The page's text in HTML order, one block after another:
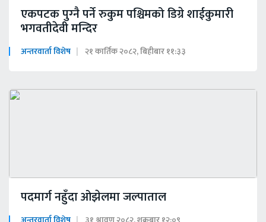
एकपटक पुग्‍नै पर्ने रुकुम पश्चिमको डिग्रे शाईकुमारी
भगवतीदेवी मन्दिर
अन्तरवार्ता विशेष २१ कार्तिक २०८२, बिहीबार ११:३३
पदमार्ग नहुँदा ओझेलमा जल्पाताल